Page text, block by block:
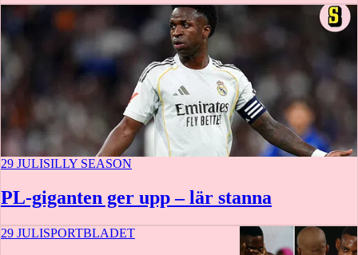
29 JULISILLY SEASON
PL-giganten ger upp – lär stanna
29 JULISPORTBLADET